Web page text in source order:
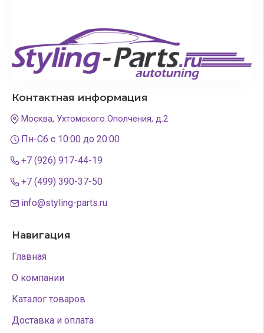
Контактная информация
Москва, Ухтомского Ополчения, д.2
Пн-Сб с 10:00 до 20:00
+7 (926) 917-44-19
+7 (499) 390-37-50
info@styling-parts.ru
Навигация
Главная
О компании
Каталог товаров
Доставка и оплата